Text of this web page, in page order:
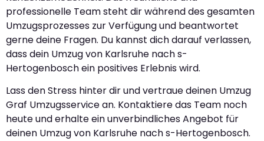
professionelle Team steht dir während des gesamten
Umzugsprozesses zur Verfügung und beantwortet
gerne deine Fragen. Du kannst dich darauf verlassen,
dass dein Umzug von Karlsruhe nach s-
Hertogenbosch ein positives Erlebnis wird.
Lass den Stress hinter dir und vertraue deinen Umzug
Graf Umzugsservice an. Kontaktiere das Team noch
heute und erhalte ein unverbindliches Angebot für
deinen Umzug von Karlsruhe nach s-Hertogenbosch.